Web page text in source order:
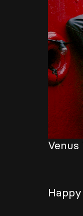
Venus